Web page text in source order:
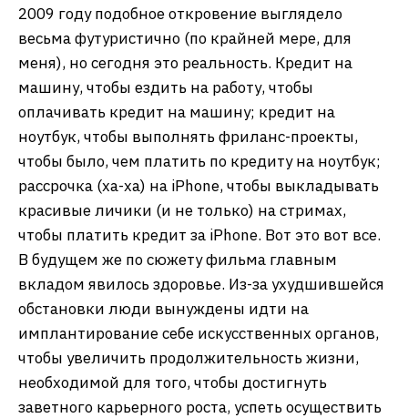
2009 году подобное откровение выглядело
весьма футуристично (по крайней мере, для
меня), но сегодня это реальность. Кредит на
машину, чтобы ездить на работу, чтобы
оплачивать кредит на машину; кредит на
ноутбук, чтобы выполнять фриланс-проекты,
чтобы было, чем платить по кредиту на ноутбук;
рассрочка (ха-ха) на iPhone, чтобы выкладывать
красивые личики (и не только) на стримах,
чтобы платить кредит за iPhone. Вот это вот все.
В будущем же по сюжету фильма главным
вкладом явилось здоровье. Из-за ухудшившейся
обстановки люди вынуждены идти на
имплантирование себе искусственных органов,
чтобы увеличить продолжительность жизни,
необходимой для того, чтобы достигнуть
заветного карьерного роста, успеть осуществить